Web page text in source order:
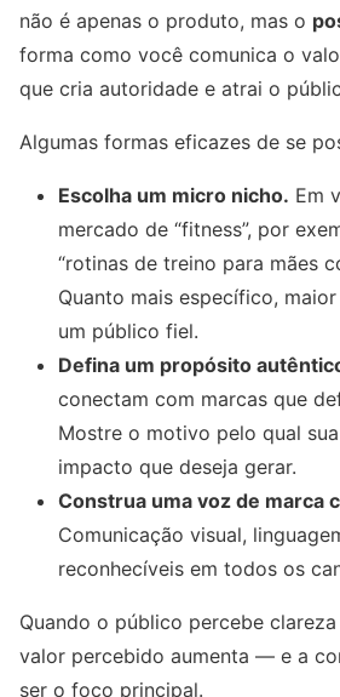
não é apenas o produto, mas o
forma como você comunica o
que cria autoridade e atrai o
Algumas formas eficazes de se
Escolha um micro nicho. Em
mercado de “fitness”, por
“rotinas de treino para mães
Quanto mais específico,
um público fiel.
Defina um propósito
conectam com marcas que
Mostre o motivo pelo qual
impacto que deseja gerar.
Construa uma voz de marca
Comunicação visual,
reconhecíveis em todos os
Quando o público percebe
valor percebido aumenta — e a
ser o foco principal.